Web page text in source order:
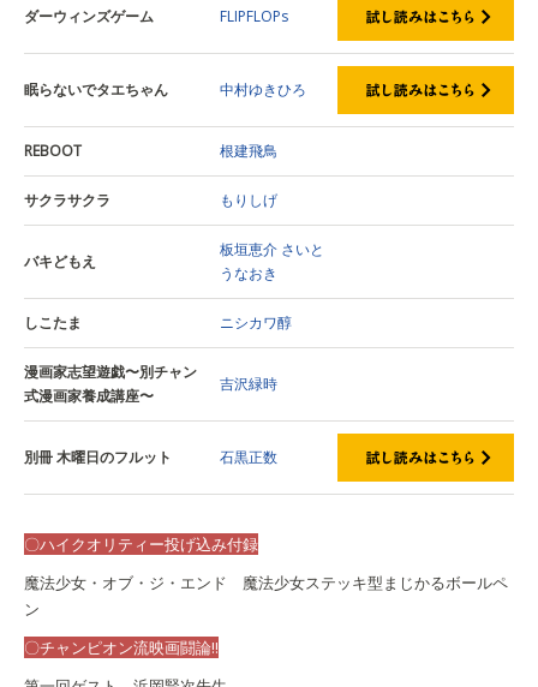
ダーウィンズゲーム FLIPFLOPs
眠らないでタエちゃん 中村ゆきひろ
REBOOT 根建飛鳥
サクラサクラ もりしげ
バキどもえ
板垣恵介 さいと
うなおき
しこたま ニシカワ醇
漫画家志望遊戯〜別チャン
式漫画家養成講座〜
吉沢緑時
別冊 木曜日のフルット 石黒正数
〇ハイクオリティー投げ込み付録
魔法少女・オブ・ジ・エンド 魔法少女ステッキ型まじかるボールペ
ン
〇チャンピオン流映画闘論!!